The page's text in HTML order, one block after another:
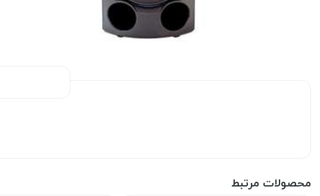
محصولات مرتبط